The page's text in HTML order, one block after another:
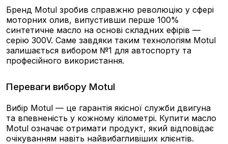
Бренд Motul зробив справжню революцію у сфері
моторних олив, випустивши перше 100%
синтетичне масло на основі складних ефірів —
серію 300V. Саме завдяки таким технологіям Motul
залишається вибором №1 для автоспорту та
професійного використання.
Переваги вибору Motul
Вибір Motul — це гарантія якісної служби двигуна
та впевненість у кожному кілометрі. Купити масло
Motul означає отримати продукт, який відповідає
очікуванням навіть найвибагливіших клієнтів.